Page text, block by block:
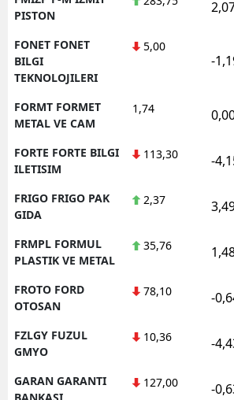
PISTON
FONET FONET
BILGI
TEKNOLOJILERI
5,00
-
FORMT FORMET
METAL VE CAM
1,74
FORTE FORTE BILGI
ILETISIM
113,30 -
FRIGO FRIGO PAK
GIDA
2,37
FRMPL FORMUL
PLASTIK VE METAL
35,76
FROTO FORD
OTOSAN
78,10 -
FZLGY FUZUL
GMYO
10,36 -
GARAN GARANTI
BANKASI
127,00 -